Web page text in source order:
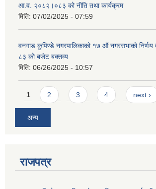
आ.व. २०८२।०८३ को नीति तथा कार्यक्रम
मिति: 07/02/2025 - 07:59
वनगाड कुपिण्डे नगरपालिकाको १७ ‍औं नगरसभाको
८३ को बजेट बक्तव्य
मिति: 06/26/2025 - 10:57
Pages
1 2 3 4 next ›
अन्य
राजपत्र